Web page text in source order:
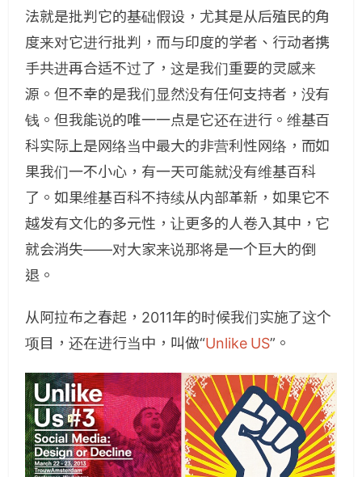
法就是批判它的基础假设，尤其是从后殖民的角
度来对它进行批判，而与印度的学者、行动者携
手共进再合适不过了，这是我们重要的灵感来
源。但不幸的是我们显然没有任何支持者，没有
钱。但我能说的唯一一点是它还在进行。维基百
科实际上是网络当中最大的非营利性网络，而如
果我们一不小心，有一天可能就没有维基百科
了。如果维基百科不持续从内部革新，如果它不
越发有文化的多元性，让更多的人卷入其中，它
就会消失——对大家来说那将是一个巨大的倒
退。
从阿拉布之春起，2011年的时候我们实施了这个
项目，还在进行当中，叫做“Unlike US”。